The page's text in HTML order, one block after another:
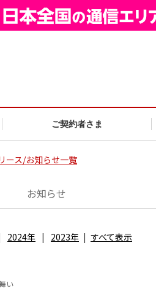
ご契約者さま
ース/お知らせ一覧
お知らせ
2024年 2023年 すべて表示
い